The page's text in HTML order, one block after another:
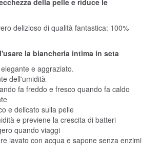
delizioso di qualità fantastica: 100%
la biancheria intima in seta
e aggraziato.
dell'umidità
fa freddo e fresco quando fa caldo
e delicato sulla pelle
e previene la crescita di batteri
quando viaggi
lavato con acqua e sapone senza enzimi